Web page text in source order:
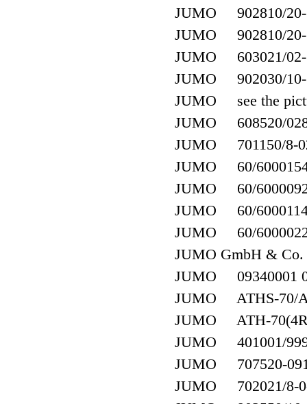
JUMO 902810/20-
JUMO 902810/20-
JUMO 603021/02-
JUMO 902030/10-
JUMO see the
JUMO 608520/
JUMO 701150/8-
JUMO 60/
JUMO 60/
JUMO 60/
JUMO 60/
JUMO GmbH & Co.
JUMO 09340001
JUMO ATHS-70/
JUMO ATH-
JUMO 401001/
JUMO 707520-
JUMO 702021/8-